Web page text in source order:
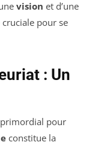
vision et d’une
pour se
: Un
pour
constitue la